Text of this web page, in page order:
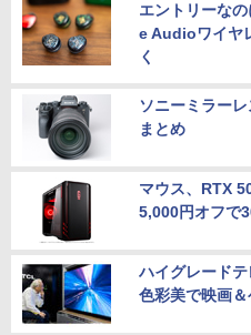
エントリーな
e Audioワイヤ
く
ソニーミラー
まとめ
マウス、RTX
5,000円オフで
ハイグレード
色彩美で映画